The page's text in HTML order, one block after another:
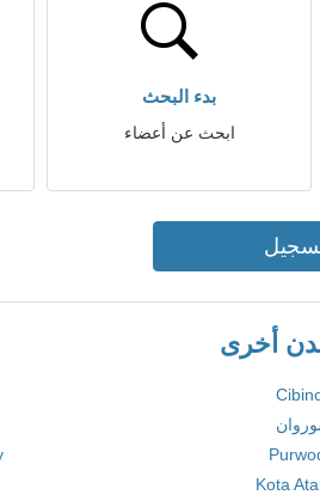
بدء البحث
ابحث عن أعضاء
أخرى
Kota